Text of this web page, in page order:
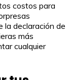
costos para
la declaración de
más
cualquier